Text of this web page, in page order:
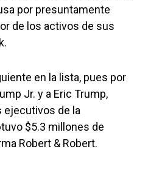
por presuntamente
de los activos de sus
en la lista, pues por
Jr. y a Eric Trump,
de la
$5.3 millones de
Robert & Robert.